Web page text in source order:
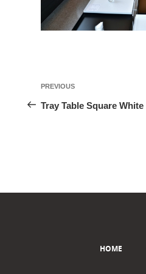
投
稿
シ
Previous
Post
PREVIOUS
Tray Table Square White
HOME